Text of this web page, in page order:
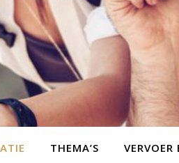
THEMA’S